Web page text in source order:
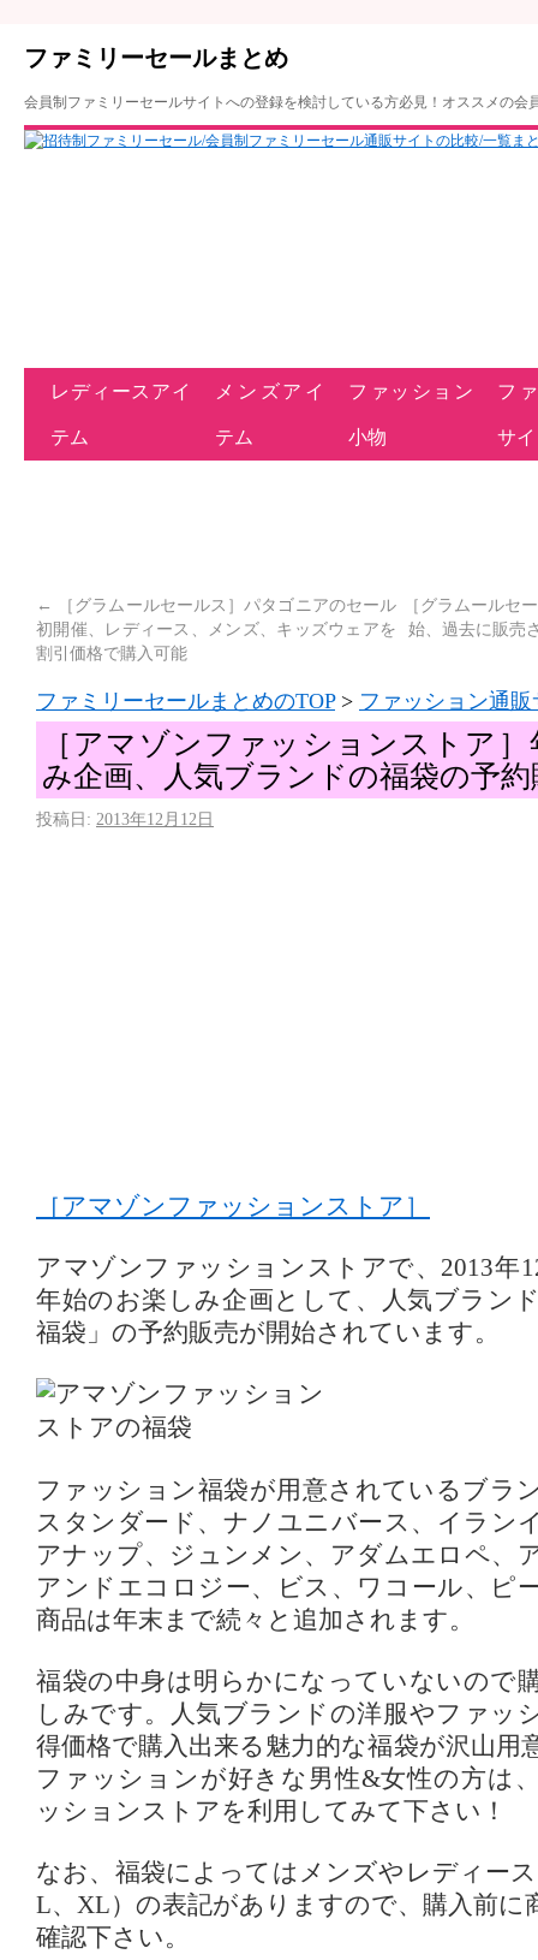
ファミリーセールまとめ
会員制ファミリーセールサイトへの登録を検討している方必見！オススメの
レディースアイ
テム
メンズアイ
テム
ファッション
小物
フ
サ
←
［グラムールセールス］パタゴニアのセール
初開催、レディース、メンズ、キッズウェアを
割引価格で購入可能
［グラムールセ
始、過去に販売
ファミリーセールまとめのTOP> ファッション通販
［アマゾンファッションストア
み企画、人気ブランドの福袋の予
投稿日: 2013年12月12日
［アマゾンファッションストア］
アマゾンファッションストアで、2013年
年始のお楽しみ企画として、人気ブラン
福袋」の予約販売が開始されています。
ファッション福袋が用意されているブラ
スタンダード、ナノユニバース、イラン
アナップ、ジュンメン、アダムエロペ、
アンドエコロジー、ビス、ワコール、ピ
商品は年末まで続々と追加されます。
福袋の中身は明らかになっていないので
しみです。人気ブランドの洋服やファッ
得価格で購入出来る魅力的な福袋が沢山用
ファッションが好きな男性&女性の方は
ッションストアを利用してみて下さい！
なお、福袋によってはメンズやレディー
L、XL）の表記がありますので、購入前に
確認下さい。